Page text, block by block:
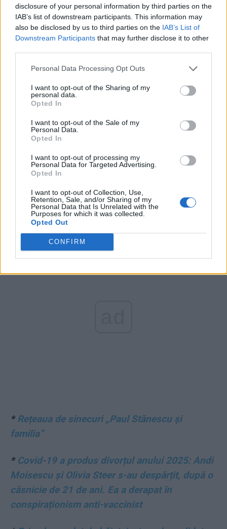
disclosure of your personal information by third parties on the
IAB’s list of downstream participants. This information may
also be disclosed by us to third parties on the IAB’s List of
Downstream Participants that may further disclose it to other
Personal Data Processing Opt Outs
I want to opt-out of the Sharing of my
personal data.
Opted In
I want to opt-out of the Sale of my
Personal Data.
Opted In
I want to opt-out of processing my
Personal Data for Targeted Advertising.
Opted In
I want to opt-out of Collection, Use,
Retention, Sale, and/or Sharing of my
Personal Data that Is Unrelated with the
Purposes for which it was collected.
Opted Out
CONFIRM
speciale!
*VIDEO. Efectul instigărilor lui Tănasă-AUR: un
țara ta! Ești un invadator!”, a răcnit bruta
VIDEO. Nicușor Dan „poate cădea dracu’ prin
vreo prăpastie!”. Dorință sinistră a
pușcăriașului Cocoș la televiziunea
PSD a îngropat de două ori „autostrăzile
Moldovei” și tot el șantajează Guvernul Bolojan
pe această temă, amenințându-l cu moțiunea
de cenzură!
*Rețeaua de sinecuri „Paul Stănescu și
familia”
* Covid-19 a produs divorțul anului 2025: Andi
Moisescu și Olivia Steer s-au despărțit, după o
căsnicie de 21 de ani. Ea a derapat în
conspiraționism anti-vaccinist